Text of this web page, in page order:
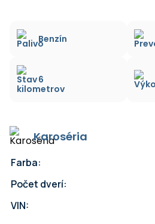
Benzín
6
Karoséria
Farba:
Počet dverí:
VIN: